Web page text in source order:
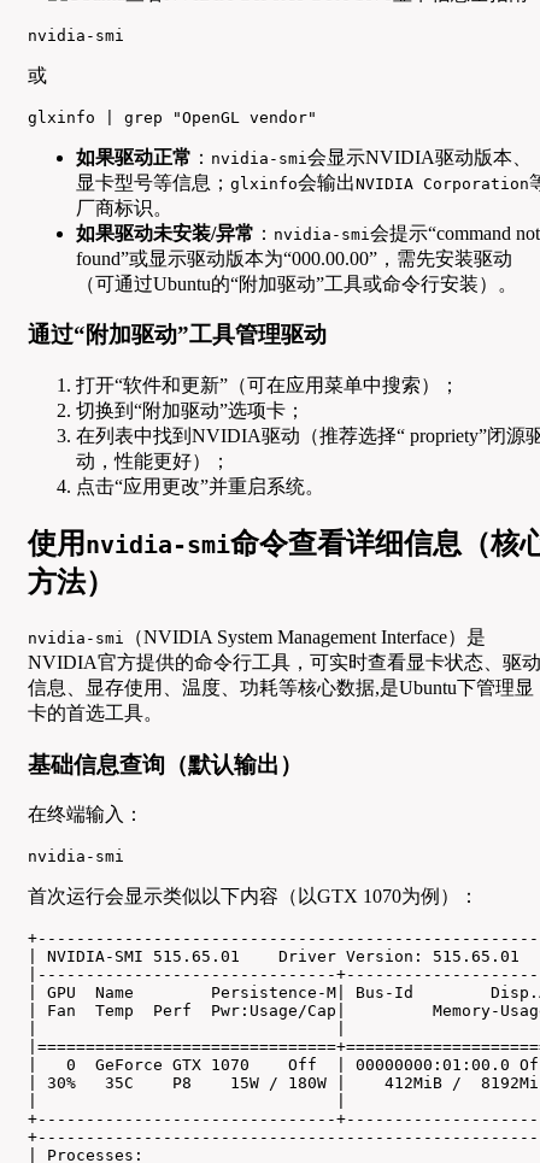
nvidia-smi
或
glxinfo | grep "OpenGL vendor"
如果驱动正常 ： nvidia-smi 会显示NVIDIA驱动版本、
显卡型号等信息； glxinfo会输出NVIDIA Corporation
厂商标识。
如果驱动未安装/异常 ： nvidia-smi 会提示“command not
found”或显示驱动版本为“000.00.00”，需先安装驱动
（可通过Ubuntu的“附加驱动”工具或命令行安装）。
通过“附加驱动”工具管理驱动
打开“软件和更新”（可在应用菜单中搜索）；
切换到“附加驱动”选项卡；
在列表中找到NVIDIA驱动（推荐选择“ propriety”闭源
动，性能更好）；
点击“应用更改”并重启系统。
使用 nvidia-smi命令查看详细信息（核
方法）
nvidia-smi
（NVIDIA System Management Interface）是
NVIDIA官方提供的命令行工具，可实时查看显卡状态、驱动
信息、显存使用、温度、功耗等核心数据,是Ubuntu下管理显
卡的首选工具。
基础信息查询（默认输出）
在终端输入：
nvidia-smi
首次运行会显示类似以下内容（以GTX 1070为例）：
| NVIDIA-SMI 515.65.01    Driver Version:
|-------------------------------
| GPU  Name        Persistence-M| Bus-Id
| Fan  Temp  Perf  Pwr:Usage/Cap|         Memory-
|   0  GeForce GTX 1070    Off  |
| 30%   35C    P8    15W / 180W |    412MiB /
+-------------------------------
| Processes: